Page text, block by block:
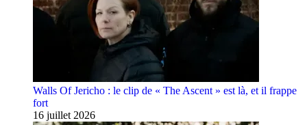
Walls Of Jericho : le clip de « The Ascent » est là, et il frappe
fort
16 juillet 2026